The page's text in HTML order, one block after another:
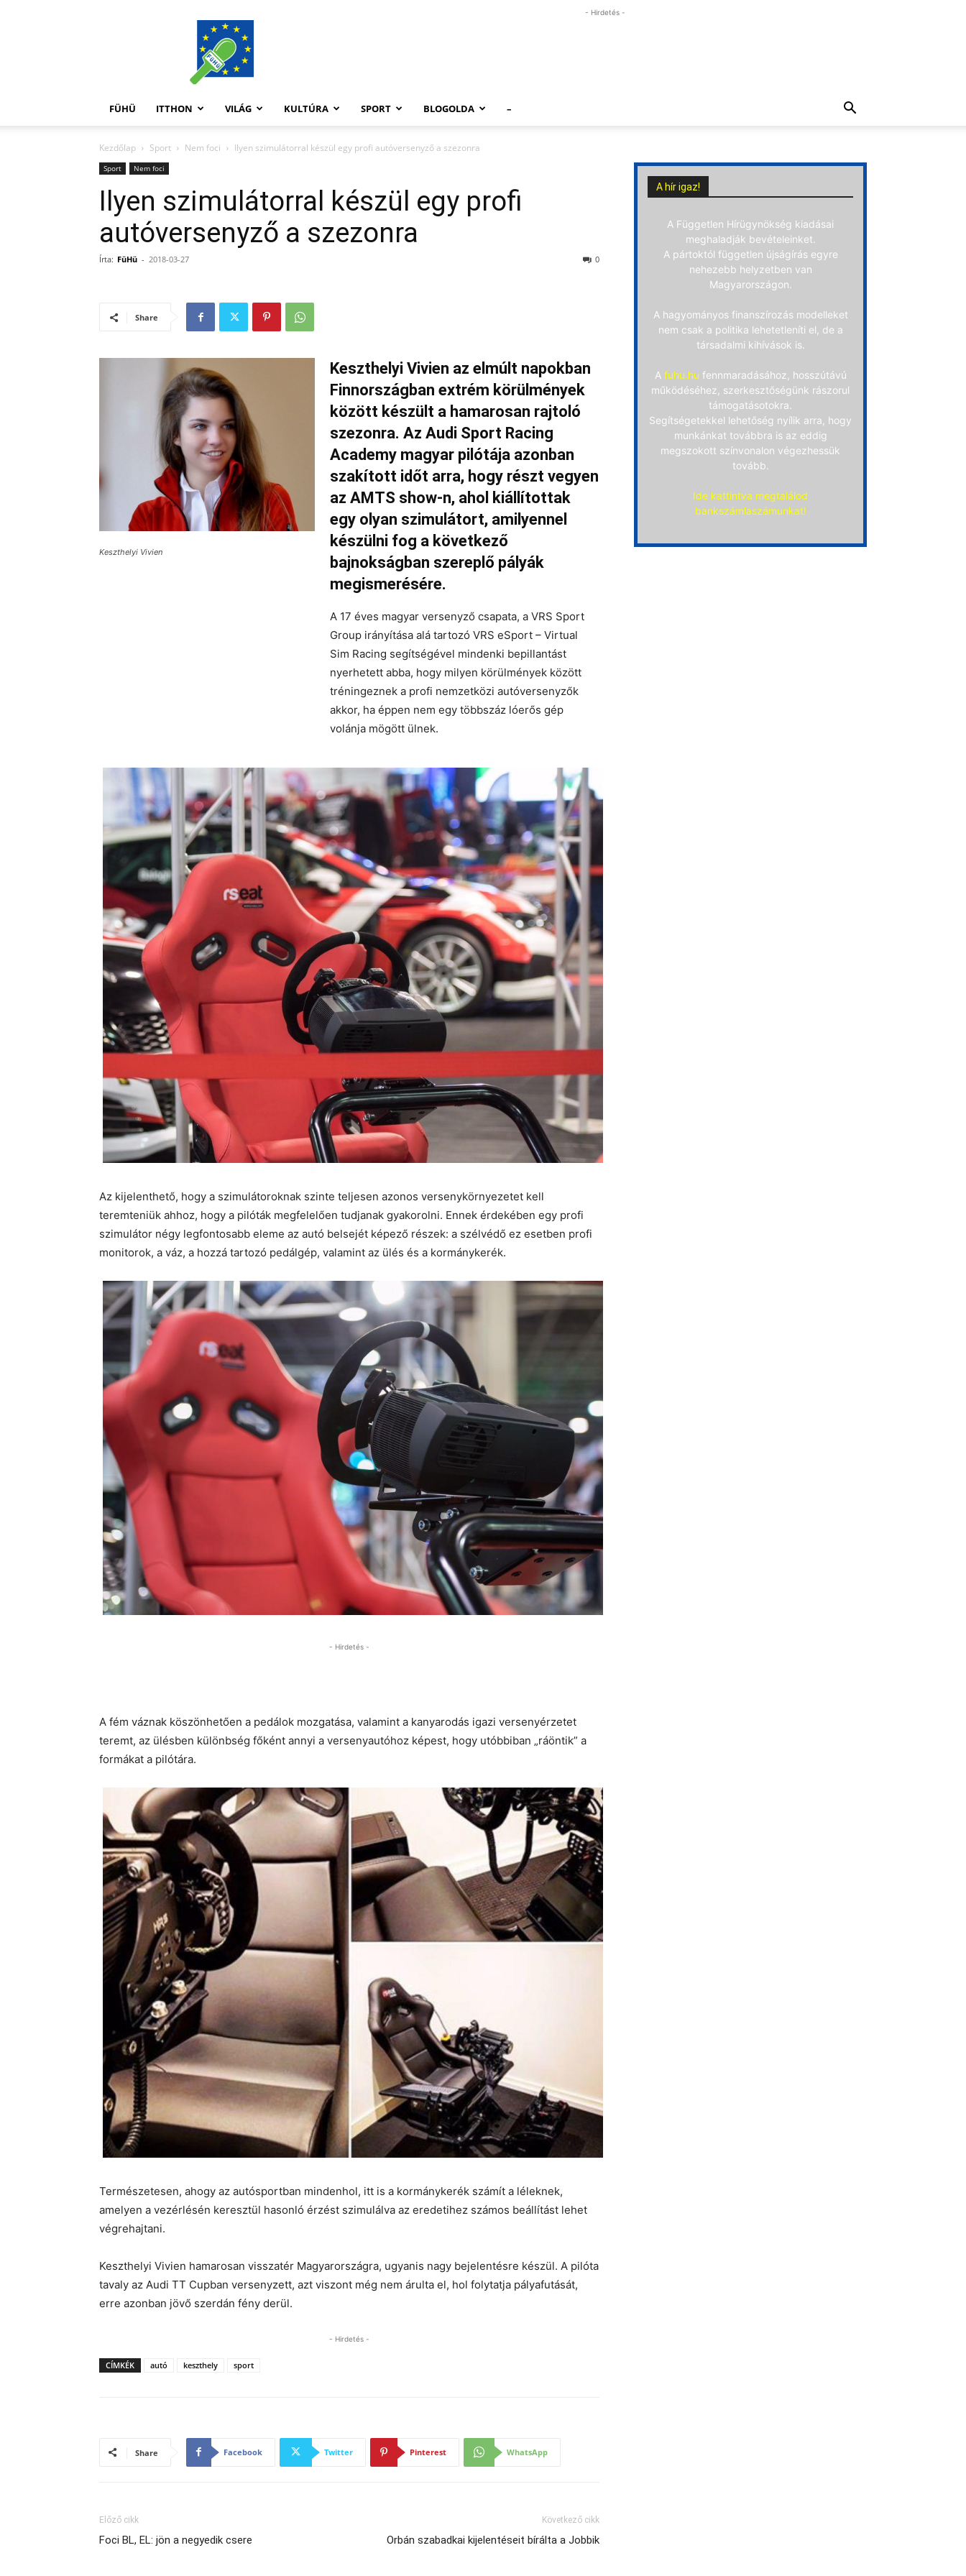
FüHü
- Hirdetés -
FÜHÜ ITTHON VILÁG KULTÚRA SPORT BLOGOLDA –
Kezdőlap Sport Nem foci Ilyen szimulátorral készül egy profi autóversenyző a szezonra
Sport Nem foci
Ilyen szimulátorral készül egy profi
autóversenyző a szezonra
Írta: FüHü - 2018-03-27 0
Share
Keszthelyi Vivien
Keszthelyi Vivien az elmúlt napokban
Finnországban extrém körülmények
között készült a hamarosan rajtoló
szezonra. Az Audi Sport Racing
Academy magyar pilótája azonban
szakított időt arra, hogy részt vegyen
az AMTS show-n, ahol kiállítottak
egy olyan szimulátort, amilyennel
készülni fog a következő
bajnokságban szereplő pályák
megismerésére.
A 17 éves magyar versenyző csapata, a VRS Sport
Group irányítása alá tartozó VRS eSport – Virtual
Sim Racing segítségével mindenki bepillantást
nyerhetett abba, hogy milyen körülmények között
tréningeznek a profi nemzetközi autóversenyzők
akkor, ha éppen nem egy többszáz lóerős gép
volánja mögött ülnek.
Az kijelenthető, hogy a szimulátoroknak szinte teljesen azonos versenykörnyezetet kell
teremteniük ahhoz, hogy a pilóták megfelelően tudjanak gyakorolni. Ennek érdekében egy profi
szimulátor négy legfontosabb eleme az autó belsejét képező részek: a szélvédő ez esetben profi
monitorok, a váz, a hozzá tartozó pedálgép, valamint az ülés és a kormánykerék.
- Hirdetés -
A fém váznak köszönhetően a pedálok mozgatása, valamint a kanyarodás igazi versenyérzetet
teremt, az ülésben különbség főként annyi a versenyautóhoz képest, hogy utóbbiban „ráöntik” a
formákat a pilótára.
Természetesen, ahogy az autósportban mindenhol, itt is a kormánykerék számít a léleknek,
amelyen a vezérlésén keresztül hasonló érzést szimulálva az eredetihez számos beállítást lehet
végrehajtani.
Keszthelyi Vivien hamarosan visszatér Magyarországra, ugyanis nagy bejelentésre készül. A pilóta
tavaly az Audi TT Cupban versenyzett, azt viszont még nem árulta el, hol folytatja pályafutását,
erre azonban jövő szerdán fény derül.
- Hirdetés -
CÍMKÉK autó keszthely sport
Share Facebook Twitter Pinterest WhatsApp
Előző cikk
Foci BL, EL: jön a negyedik csere
Következő cikk
Orbán szabadkai kijelentéseit bírálta a Jobbik
A hír igaz!
A Független Hírügynökség kiadásai
meghaladják bevételeinket.
A pártoktól független újságírás egyre
nehezebb helyzetben van
Magyarországon.
A hagyományos finanszírozás modelleket
nem csak a politika lehetetleníti el, de a
társadalmi kihívások is.
A fuhu.hu fennmaradásához, hosszútávú
működéséhez, szerkesztőségünk rászorul
támogatásotokra.
Segítségetekkel lehetőség nyílik arra, hogy
munkánkat továbbra is az eddig
megszokott színvonalon végezhessük
tovább.
Ide kattintva megtalálod
bankszámlaszámunkat!